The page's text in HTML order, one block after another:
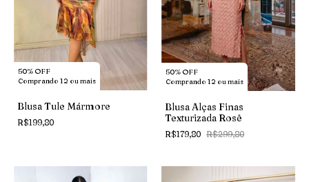
50% OFF
Comprando 12 ou mais
Blusa Tule Mármore
R$199,80
50% OFF
Comprando 12 ou mais
Blusa Alças Finas
Texturizada Rosê
R$179,80 R$299,80